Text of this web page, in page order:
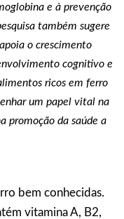
e à prevenção
também sugere
o crescimento
cognitivo e
ricos em ferro
um papel vital na
promoção da saúde a
bem conhecidas.
vitamina A, B2,